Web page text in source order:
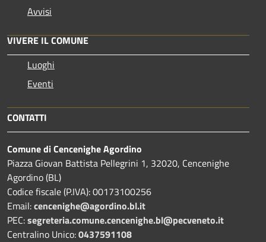
Avvisi
VIVERE IL COMUNE
Luoghi
Eventi
CONTATTI
Comune di Cencenighe Agordino
Piazza Giovan Battista Pellegrini 1, 32020, Cencenighe
Agordino (BL)
Codice fiscale (P.IVA): 00173100256
Email:cencenighe@agordino.bl.it
PEC:segreteria.comune.cencenighe.bl@pecveneto.it
Centralino Unico:0437591108